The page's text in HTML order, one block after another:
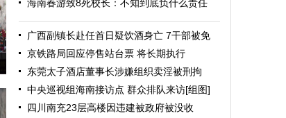
海南春游致8死校长：不知到底负什么责任
广西副镇长赴任首日疑饮酒身亡 7干部被免
京铁路局回应停售站台票 将长期执行
东莞太子酒店董事长涉嫌组织卖淫被刑拘
中央巡视组海南接访点 群众排队来访[组图]
四川南充23层高楼因违建被政府被没收